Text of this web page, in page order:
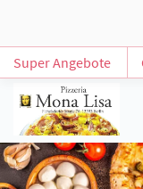
Super Angebote